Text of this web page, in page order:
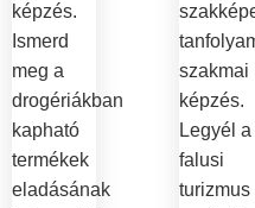
képzés.
Ismerd
meg a
drogériákban
kapható
termékek
eladásának
szakmai
képzés.
Legyél a
falusi
turizmus